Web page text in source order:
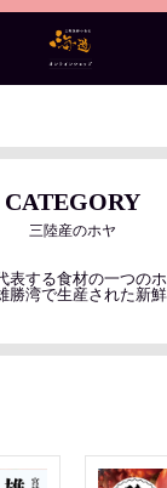
CATEGORY
三陸産のホヤ
表する食材の一つのホ
勝湾で生産された新鮮